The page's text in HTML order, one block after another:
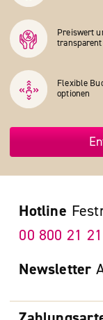
Preiswert
transparent
Flexible
optionen
Hotline
00 800 21
Newsletter